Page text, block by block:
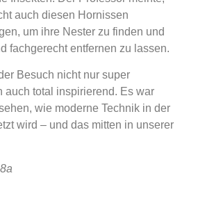
auch diesen Hornissen
um ihre Nester zu finden und
fachgerecht entfernen zu lassen.
Besuch nicht nur super
auch total inspirierend. Es war
wie moderne Technik in der
wird – und das mitten in unserer